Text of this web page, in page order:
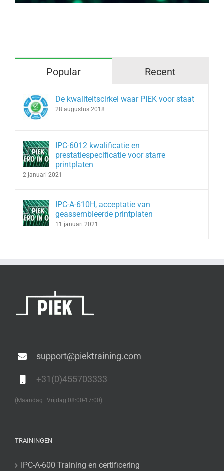
Popular Recent
De kwaliteitscirkel waar PIEK voor staat
28 augustus 2018
IPC-6012 kwalificatie en
prestatiespecificatie voor starre
printplaten
2 januari 2021
IPC-A-610H, acceptatie van
geassembleerde printplaten
11 januari 2021
support@piektraining.com
+31(0)455703333
(Maandag–Vrijdag 08:00-17:00)
TRAININGEN
IPC-A-600 Training en certificering